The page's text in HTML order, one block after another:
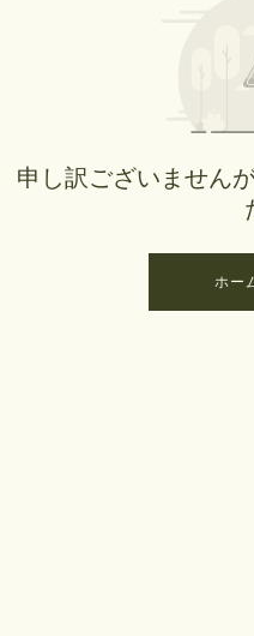
申し訳ございません
ホー